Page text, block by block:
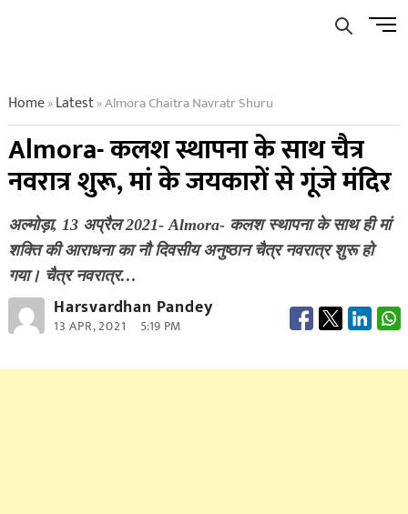
Menu
Home»Latest»Almora Chaitra Navratr Shuru
Almora- कलश स्थापना के साथ चैत्र
नवरात्र शुरू, मां के जयकारों से गूंजे मंदिर
अल्मोड़ा, 13 अप्रैल 2021- Almora- कलश स्थापना के साथ ही मां
शक्ति की आराधना का नौ दिवसीय अनुष्ठान चैत्र नवरात्र शुरू हो
गया। चैत्र नवरात्र…
Harsvardhan Pandey
13 APR, 2021 5:19 PM